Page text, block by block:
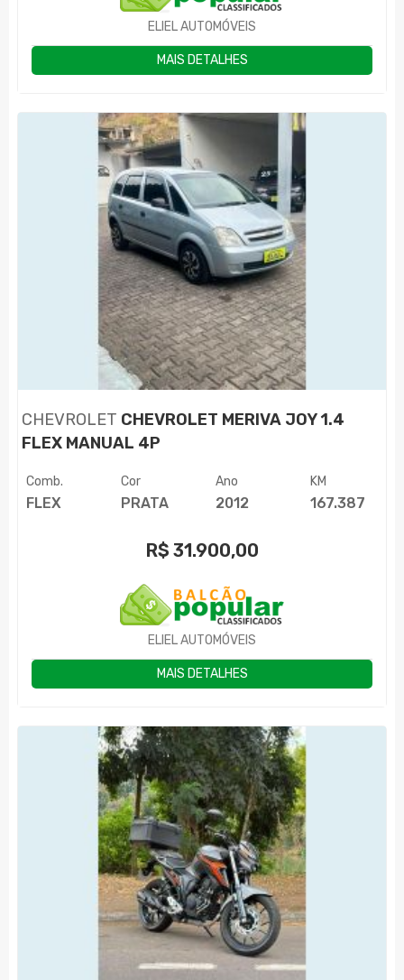
ELIEL AUTOMÓVEIS
MAIS DETALHES
CHEVROLET CHEVROLET MERIVA JOY 1.4
FLEX MANUAL 4P
Comb.
FLEX
Cor
PRATA
Ano
2012
KM
167.387
R$ 31.900,00
ELIEL AUTOMÓVEIS
MAIS DETALHES